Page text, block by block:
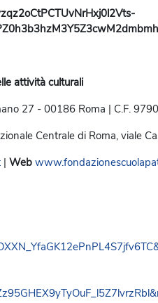
attività culturali
27 - 00186 Roma | C.F.
Centrale di Roma,viale
| Web